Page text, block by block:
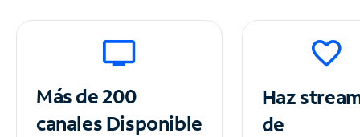
Más de 200
canalesDisponible
Haz
de